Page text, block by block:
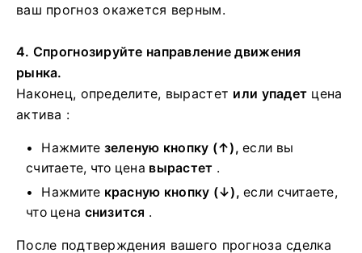
ваш прогноз окажется верным.
4. Спрогнозируйте направление движения
рынка.
Наконец, определите, вырастет или упадет цена
актива :
Нажмите зеленую кнопку (↑), если вы
считаете, что цена вырастет .
Нажмите красную кнопку (↓), если считаете,
что цена снизится .
После подтверждения вашего прогноза сделка